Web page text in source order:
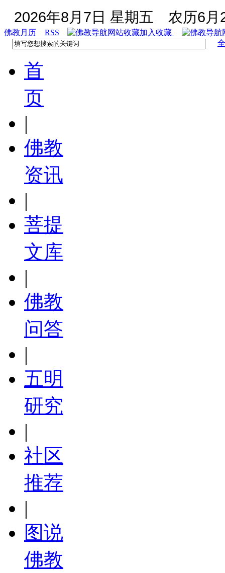
2026年8月7日 星期五 农历6月
佛教月历 RSS
加入收藏
首
页
|
佛教
资讯
|
菩提
文库
|
佛教
问答
|
五明
研究
|
社区
推荐
|
图说
佛教